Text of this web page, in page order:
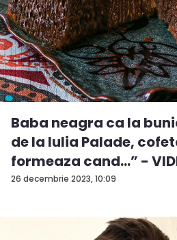
26 decembrie 2023, 10:09
Baba neagra ca la
de la Iulia Palade,
formeaza cand...” -